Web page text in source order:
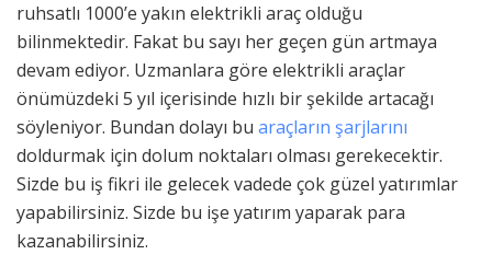
ruhsatlı 1000’e yakın elektrikli araç olduğu
bilinmektedir. Fakat bu sayı her geçen gün artmaya
devam ediyor. Uzmanlara göre elektrikli araçlar
önümüzdeki 5 yıl içerisinde hızlı bir şekilde artacağı
söyleniyor. Bundan dolayı bu araçların şarjlarını
doldurmak için dolum noktaları olması gerekecektir.
Sizde bu iş fikri ile gelecek vadede çok güzel yatırımlar
yapabilirsiniz. Sizde bu işe yatırım yaparak para
kazanabilirsiniz.